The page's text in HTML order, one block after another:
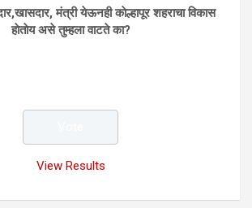
मंत्री येऊनही काेल्हापूर शहराचा विकास
हाेताेय असे तुम्हला वाटते का?
View Results